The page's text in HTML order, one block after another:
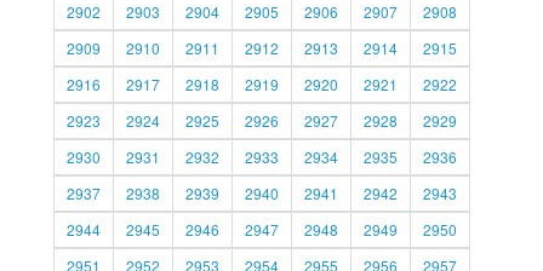
2902
2903 2904 2905 2906 2907
2908
2909
2910 2911 2912 2913 2914
2915
2916
2917 2918 2919 2920 2921
2922
2923
2924 2925 2926 2927 2928
2929
2930
2931 2932 2933 2934 2935
2936
2937
2938 2939 2940 2941 2942
2943
2944
2945 2946 2947 2948 2949
2950
2951
2952 2953 2954 2955 2956
2957